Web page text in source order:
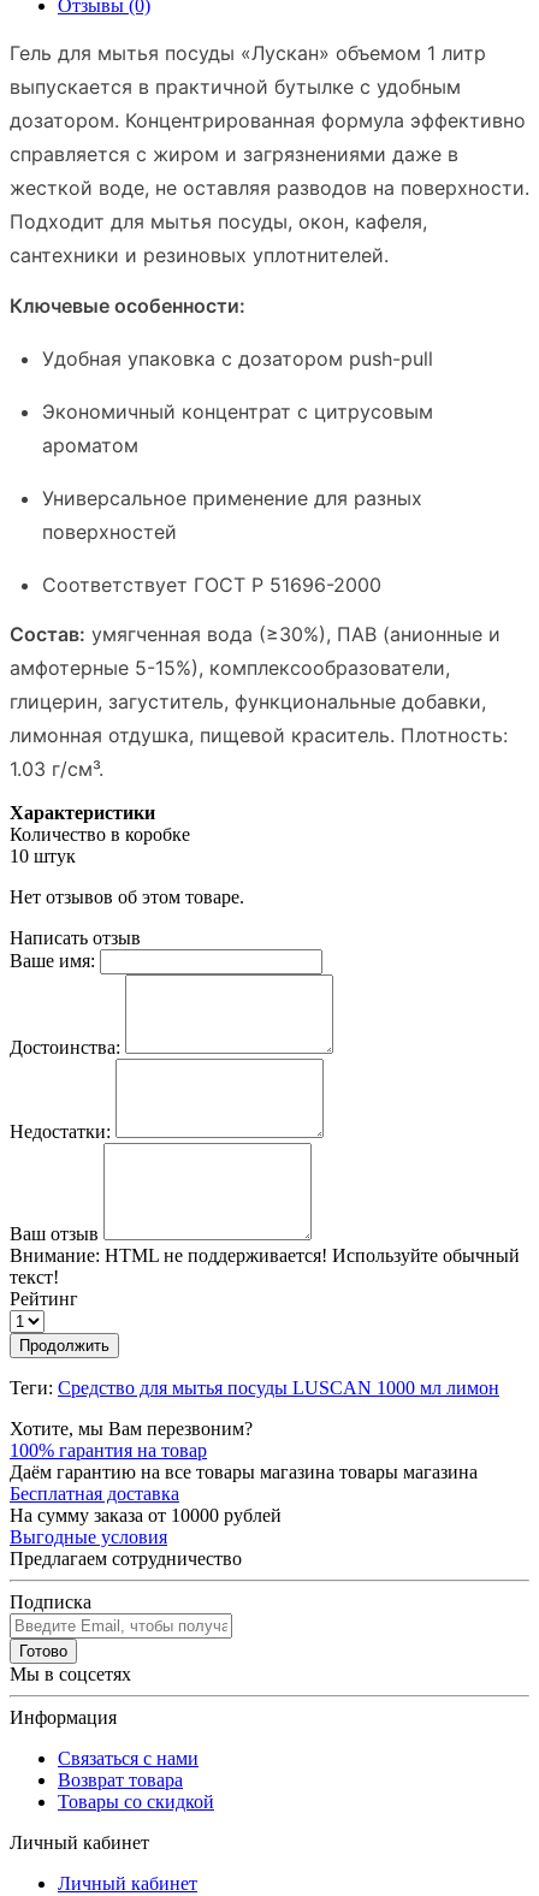
Отзывы (0)
Гель для мытья посуды «Лускан» объемом 1 литр
выпускается в практичной бутылке с удобным
дозатором. Концентрированная формула эффективно
справляется с жиром и загрязнениями даже в
жесткой воде, не оставляя разводов на поверхности.
Подходит для мытья посуды, окон, кафеля,
сантехники и резиновых уплотнителей.
Ключевые особенности:
Удобная упаковка с дозатором push-pull
Экономичный концентрат с цитрусовым
ароматом
Универсальное применение для разных
поверхностей
Соответствует ГОСТ Р 51696-2000
Состав: умягченная вода (≥30%), ПАВ (анионные и
амфотерные 5-15%), комплексообразователи,
глицерин, загуститель, функциональные добавки,
лимонная отдушка, пищевой краситель. Плотность:
1.03 г/см³.
Характеристики
Количество в коробке
10 штук
Нет отзывов об этом товаре.
Написать отзыв
Ваше имя:
Достоинства:
Недостатки:
Ваш отзыв
Внимание: HTML не поддерживается! Используйте обычный
текст!
Рейтинг
Продолжить
Теги: Средство для мытья посуды LUSCAN 1000 мл лимон
Хотите, мы Вам перезвоним?
100% гарантия на товар
Даём гарантию на все товары магазина товары магазина
Бесплатная доставка
На сумму заказа от 10000 рублей
Выгодные условия
Предлагаем сотрудничество
Подписка
Готово
Мы в соцсетях
Информация
Связаться с нами
Возврат товара
Товары со скидкой
Личный кабинет
Личный кабинет